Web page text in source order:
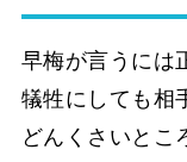
早梅が言うには
犠牲にしても相
どんくさいとこ